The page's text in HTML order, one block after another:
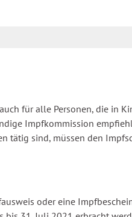
für alle Personen, die in
Impfkommission
tätig sind, müssen den
oder eine